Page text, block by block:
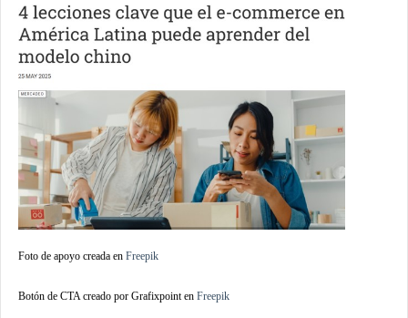
Foto de apoyo creada en Freepik
Botón de CTA creado por Grafixpoint en Freepik